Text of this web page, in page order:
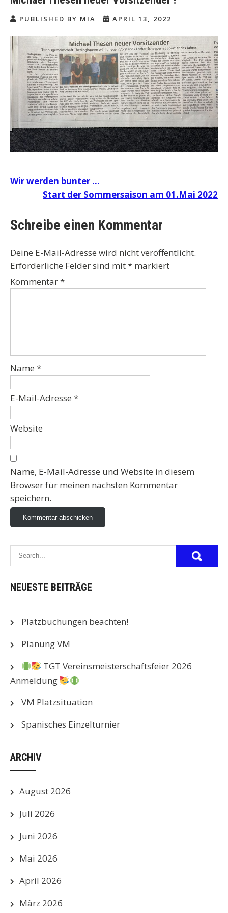
PUBLISHED BY MIA APRIL 13, 2022
Beitragsnavigation
Wir werden bunter …
Start der Sommersaison am 01.Mai 2022
Schreibe einen Kommentar
Deine E-Mail-Adresse wird nicht veröffentlicht.
Erforderliche Felder sind mit* markiert
Kommentar*
Name *
E-Mail-Adresse *
Website
Name, E-Mail-Adresse und Website in diesem
Browser für meinen nächsten Kommentar
speichern.
NEUESTE BEITRÄGE
Platzbuchungen beachten!
Planung VM
TGT Vereinsmeisterschaftsfeier 2026
Anmeldung
VM Platzsituation
Spanisches Einzelturnier
ARCHIV
August 2026
Juli 2026
Juni 2026
Mai 2026
April 2026
März 2026